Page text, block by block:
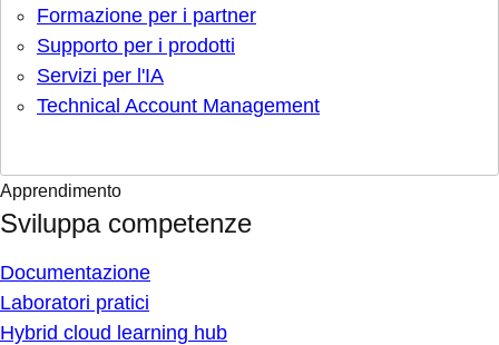
Formazione per i partner
Supporto per i prodotti
Servizi per l'IA
Technical Account Management
Apprendimento
Sviluppa competenze
Documentazione
Laboratori pratici
Hybrid cloud learning hub